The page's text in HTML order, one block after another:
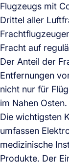
Flugzeugs mit
Drittel aller
Fracht auf
Der Anteil der
Entfernungen
nicht nur für
im Nahen Osten.
Die wichtigsten
umfassen
medizinische
Produkte. Der